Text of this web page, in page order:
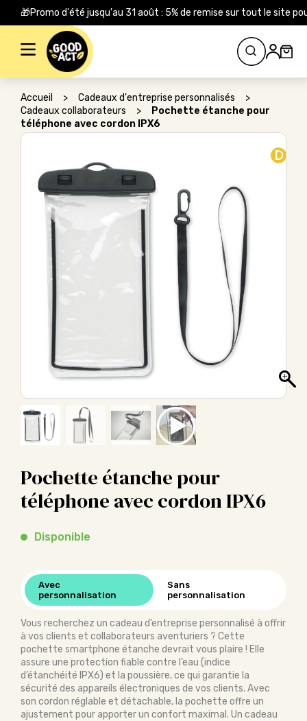
🎁Promo d'été jusqu'au 31 août : 5% de remise sur tout le site
Rechercher :
Accueil > Cadeaux d'entreprise personnalisés
>
Cadeaux collaborateurs
>
Pochette étanche pour
téléphone avec cordon IPX6
D
Pochette étanche pour
téléphone avec cordon IPX6
Disponible
Avec
personnalisation
Sans
personnalisation
Vous recherchez un cadeau d’entreprise personnalisé à offrir
à vos clients et collaborateurs aventuriers ? Cette
pochette smartphone étanche devrait vous plaire ! Elle
assure une protection fiable contre l’eau (indice
d’étanchéité IPX6) et la poussière, ce qui garantie la
sécurité des appareils électroniques de vos clients. Avec
son cordon réglable et détachable, la pochette offre un
ajustement pour apporter un confort maximal. Un cadeau